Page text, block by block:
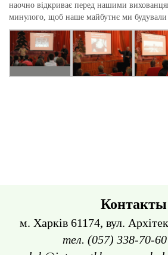
наочно відкриває перед нашими
минулого, щоб наше майбутнє ми
Контакты
м. Харків 61174, вул.
тел. (057) 338-70-